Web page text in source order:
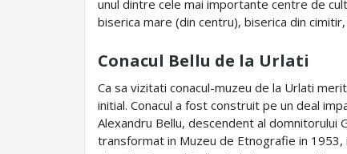
unul dintre cele mai importante centre de
biserica mare (din centru), biserica din
Conacul Bellu de la Urlati
Ca sa vizitati conacul-muzeu de la Urlati
initial. Conacul a fost construit pe un deal
Alexandru Bellu, descendent al domnitorului
transformat in Muzeu de Etnografie in